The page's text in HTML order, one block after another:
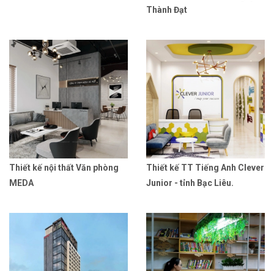
Thành Đạt
Thiết kế nội thất Văn phòng
MEDA
Thiết kế TT Tiếng Anh Clever
Junior - tỉnh Bạc Liêu.